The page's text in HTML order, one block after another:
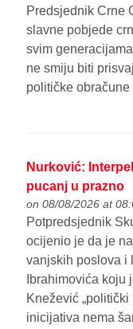
Predsjednik Crne
slavne pobjede
svim
ne smiju biti
političke obračune
Nurković:
pucanj u prazno
on 08/08/2026 at
Potpredsjednik
ocijenio je da je
vanjskih poslova i
Ibrahimovića
Knežević
inicijativa nema